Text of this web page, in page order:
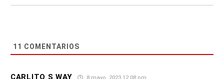
11 COMENTARIOS